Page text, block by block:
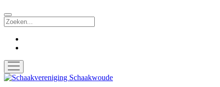
Zoek
open
menu
Schaakvereniging